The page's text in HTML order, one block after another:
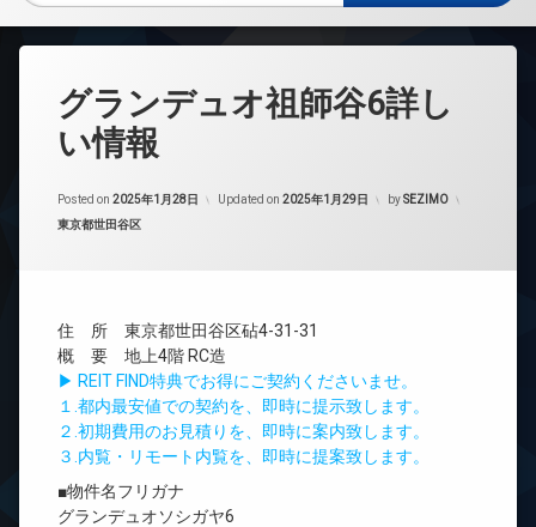
グランデュオ祖師谷6詳し
い情報
Posted on 2025年1月28日 Updated on 2025年1月29日 bySEZIMO
カテゴリー:
東京都世田谷区
住 所 東京都世田谷区砧4-31-31
概 要 地上4階 RC造
▶ REIT FIND特典でお得にご契約くださいませ。
１.都内最安値での契約を、即時に提示致します。
２.初期費用のお見積りを、即時に案内致します。
３.内覧・リモート内覧を、即時に提案致します。
■物件名フリガナ
グランデュオソシガヤ6